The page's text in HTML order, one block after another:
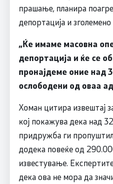
прашање, планира
депортација и
„Ќе имаме масовна
депортација и ќе се
пронајдеме оние над
ослободени од оваа
Хоман цитира извештај
кој покажува дека над
придружба ги
додека повеќе од
известување.
дека ова не мора да